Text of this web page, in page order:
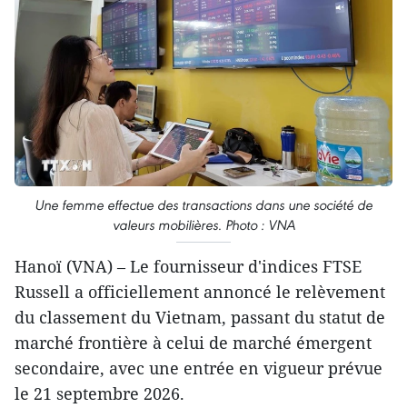
Une femme effectue des transactions dans une société de
valeurs mobilières. Photo : VNA
Hanoï (VNA) – Le fournisseur d'indices FTSE
Russell a officiellement annoncé le relèvement
du classement du Vietnam, passant du statut de
marché frontière à celui de marché émergent
secondaire, avec une entrée en vigueur prévue
le 21 septembre 2026.